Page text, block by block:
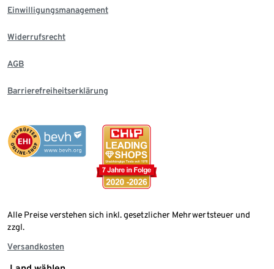
Einwilligungsmanagement
Widerrufsrecht
AGB
Barrierefreiheitserklärung
Alle Preise verstehen sich inkl. gesetzlicher Mehrwertsteuer und
zzgl.
Versandkosten